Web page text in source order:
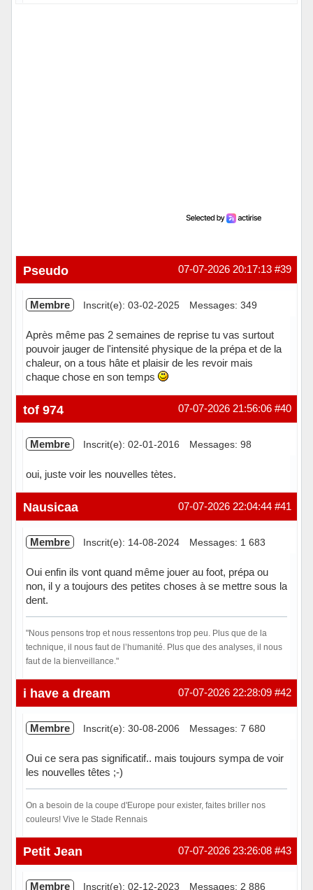
#39
07-07-2026 20:17:13
Pseudo
Membre Inscrit(e): 03-02-2025 Messages: 349
Après même pas 2 semaines de reprise tu vas surtout
pouvoir jauger de l'intensité physique de la prépa et de la
chaleur, on a tous hâte et plaisir de les revoir mais
chaque chose en son temps
Hors ligne #40
07-07-2026 21:56:06
tof 974
Membre Inscrit(e): 02-01-2016 Messages: 98
oui, juste voir les nouvelles tètes.
Hors ligne #41
07-07-2026 22:04:44
Nausicaa
Membre Inscrit(e): 14-08-2024 Messages: 1 683
Oui enfin ils vont quand même jouer au foot, prépa ou
non, il y a toujours des petites choses à se mettre sous la
dent.
"Nous pensons trop et nous ressentons trop peu. Plus que de la
technique, il nous faut de l’humanité. Plus que des analyses, il nous
faut de la bienveillance."
Hors ligne #42
07-07-2026 22:28:09
i have a dream
Membre Inscrit(e): 30-08-2006 Messages: 7 680
Oui ce sera pas significatif.. mais toujours sympa de voir
les nouvelles têtes ;-)
On a besoin de la coupe d'Europe pour exister, faites briller nos
couleurs! Vive le Stade Rennais
Hors ligne #43
07-07-2026 23:26:08
Petit Jean
Membre Inscrit(e): 02-12-2023 Messages: 2 886